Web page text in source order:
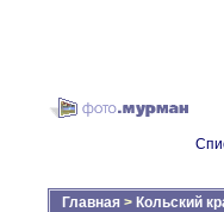
Главная > Кольский